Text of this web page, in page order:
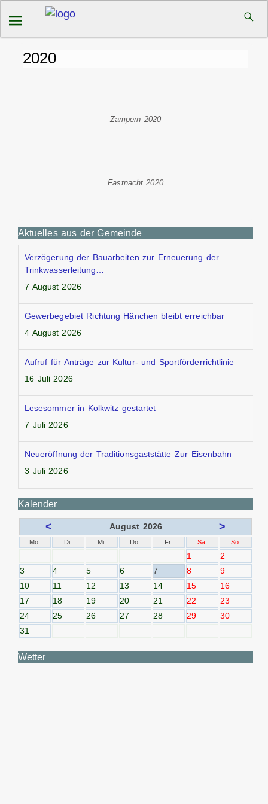
2020
Zampern 2020
Fastnacht 2020
Aktuelles aus der Gemeinde
Verzögerung der Bauarbeiten zur Erneuerung der
Trinkwasserleitung…
7 August 2026
Gewerbegebiet Richtung Hänchen bleibt erreichbar
4 August 2026
Aufruf für Anträge zur Kultur- und Sportförderrichtlinie
16 Juli 2026
Lesesommer in Kolkwitz gestartet
7 Juli 2026
Neueröffnung der Traditionsgaststätte Zur Eisenbahn
3 Juli 2026
Kalender
< August 2026 >
Mo. Di. Mi. Do. Fr. Sa. So.
1
2
3
4 5 6 7 8
9
10
11 12 13 14 15
16
17
18 19 20 21 22
23
24
25 26 27 28 29
30
31
Wetter